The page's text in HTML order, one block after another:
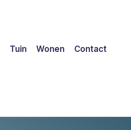
Tuin Wonen Contact